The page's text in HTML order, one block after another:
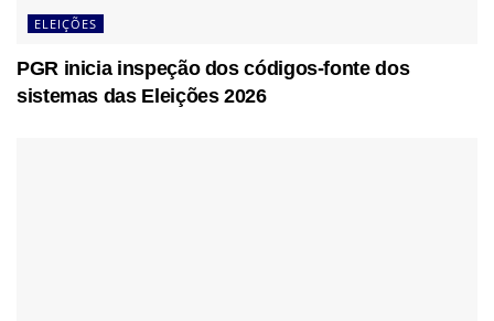
ELEIÇÕES
PGR inicia inspeção dos códigos-fonte dos
sistemas das Eleições 2026